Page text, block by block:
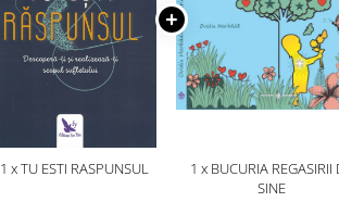
1 x TU ESTI RASPUNSUL
1 x BUCURIA REGASIRII
SINE